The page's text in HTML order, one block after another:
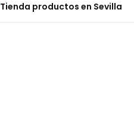
Tienda productos en Sevilla